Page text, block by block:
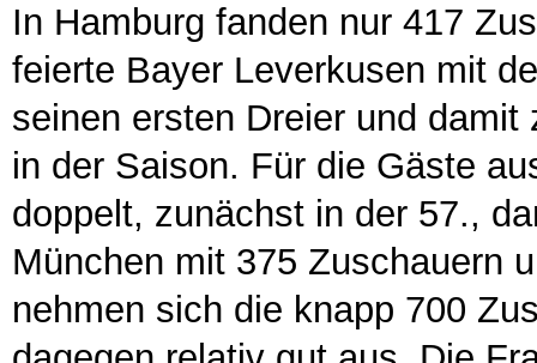
In Hamburg fanden nur 417
feierte Bayer Leverkusen mit
seinen ersten Dreier und
in der Saison. Für die Gäste
doppelt, zunächst in der 57.,
München mit 375 Zuschauern
nehmen sich die knapp 700